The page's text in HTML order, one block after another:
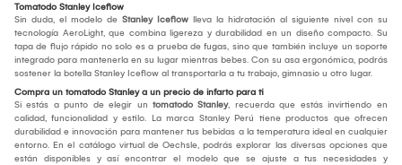
Tomatodo Stanley Iceflow
Sin duda, el modelo de Stanley Iceflow lleva la hidratación al siguiente nivel con su
tecnología AeroLight, que combina ligereza y durabilidad en un diseño compacto. Su
tapa de flujo rápido no solo es a prueba de fugas, sino que también incluye un soporte
integrado para mantenerla en su lugar mientras bebes. Con su asa ergonómica, podrás
sostener la botella Stanley Iceflow al transportarla a tu trabajo, gimnasio u otro lugar.
Compra un tomatodo Stanley a un precio de infarto para ti
Si estás a punto de elegir un tomatodo Stanley, recuerda que estás invirtiendo en
calidad, funcionalidad y estilo. La marca Stanley Perú tiene productos que ofrecen
durabilidad e innovación para mantener tus bebidas a la temperatura ideal en cualquier
entorno. En el catálogo virtual de Oechsle, podrás explorar las diversas opciones que
están disponibles y así encontrar el modelo que se ajuste a tus necesidades y